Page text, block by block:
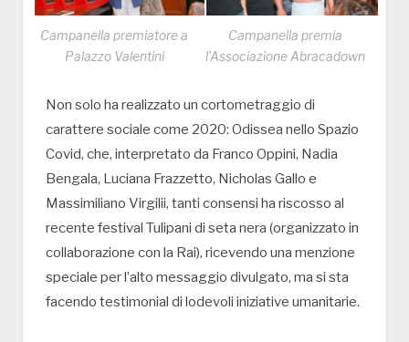
Campanella premiatore a
Palazzo Valentini
Campanella premia
l’Associazione Abracadown
Non solo ha realizzato un cortometraggio di
carattere sociale come 2020: Odissea nello Spazio
Covid, che, interpretato da Franco Oppini, Nadia
Bengala, Luciana Frazzetto, Nicholas Gallo e
Massimiliano Virgilii, tanti consensi ha riscosso al
recente festival Tulipani di seta nera (organizzato in
collaborazione con la Rai), ricevendo una menzione
speciale per l’alto messaggio divulgato, ma si sta
facendo testimonial di lodevoli iniziative umanitarie.